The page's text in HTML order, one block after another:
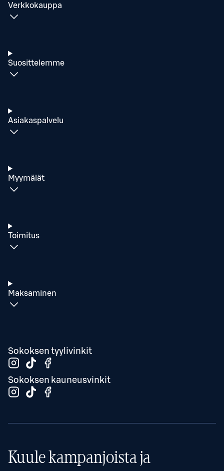
Verkkokauppa
Suosittelemme
Asiakaspalvelu
Myymälät
Toimitus
Maksaminen
Sokoksen tyylivinkit
Sokoksen kauneusvinkit
Kuule kampanjoista ja